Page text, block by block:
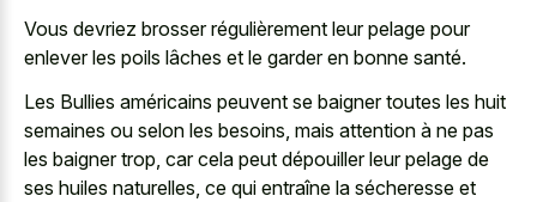
Vous devriez brosser régulièrement leur pelage pour
enlever les poils lâches et le garder en bonne santé.
Les Bullies américains peuvent se baigner toutes les huit
semaines ou selon les besoins, mais attention à ne pas
les baigner trop, car cela peut dépouiller leur pelage de
ses huiles naturelles, ce qui entraîne la sécheresse et